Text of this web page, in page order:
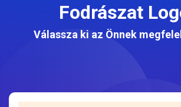
Fodrászat
Válassza ki az Önnek